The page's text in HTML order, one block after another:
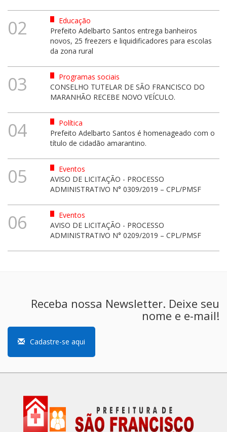
02
Educação
Prefeito Adelbarto Santos entrega banheiros
novos, 25 freezers e liquidificadores para escolas
da zona rural
03
Programas sociais
CONSELHO TUTELAR DE SÃO FRANCISCO DO
MARANHÃO RECEBE NOVO VEÍCULO.
04
Política
Prefeito Adelbarto Santos é homenageado com o
título de cidadão amarantino.
05
Eventos
AVISO DE LICITAÇÃO - PROCESSO
ADMINISTRATIVO N° 0309/2019 – CPL/PMSF
06
Eventos
AVISO DE LICITAÇÃO - PROCESSO
ADMINISTRATIVO N° 0209/2019 – CPL/PMSF
Receba nossa Newsletter. Deixe seu
nome e e-mail!
Cadastre-se aqui